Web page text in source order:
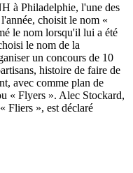
à Philadelphie, l'une des
choisit le nom «
le nom lorsqu'il lui a été
le nom de la
un concours de 10
histoire de faire de
avec comme plan de
« Flyers ». Alec Stockard,
Fliers », est déclaré